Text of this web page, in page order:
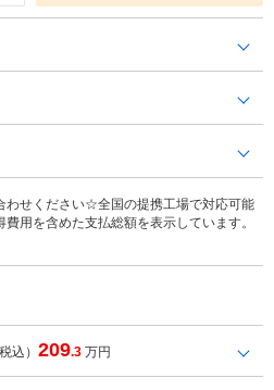
わせください☆全国の提携工場で対応可能
用を含めた支払総額を表示しています。
込）209.3 万円